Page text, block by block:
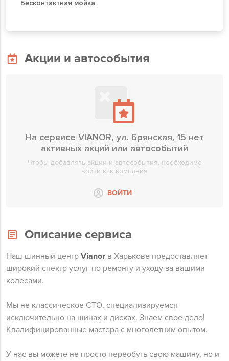
Бесконтактная мойка
Акции и автособытия
На сервисе VIANOR, ул. Брянская, 15 нет
активных акций или автособытий
Чтобы добавлять акции и автособытия, необходимо
войти как компания
ВОЙТИ
Описание сервиса
Наш шинный центр Vianor в Харькове предоставляет
широкий спектр услуг по ремонту и уходу за вашими
колесами.
Мы не классическое СТО, специализируемся
исключительно на шинах и дисках. Знаем свое дело!
Квалифицированные мастера с многолетним опытом.
У нас вы можете не просто переобуть свою машину, но и